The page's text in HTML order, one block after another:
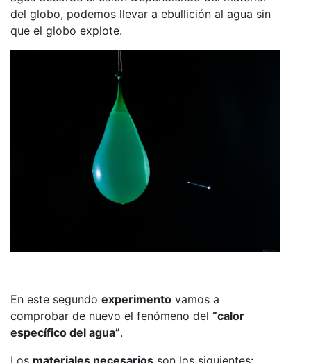
del globo, podemos llevar a ebullición al agua sin
que el globo explote.
En este segundo experimento vamos a
comprobar de nuevo el fenómeno del “calor
específico del agua”.
Los materiales necesarios son los siguientes: